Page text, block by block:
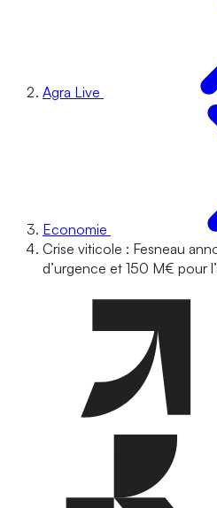
Agra Live
Economie
Crise viticole : Fesneau
d’urgence et 150 M€ pour